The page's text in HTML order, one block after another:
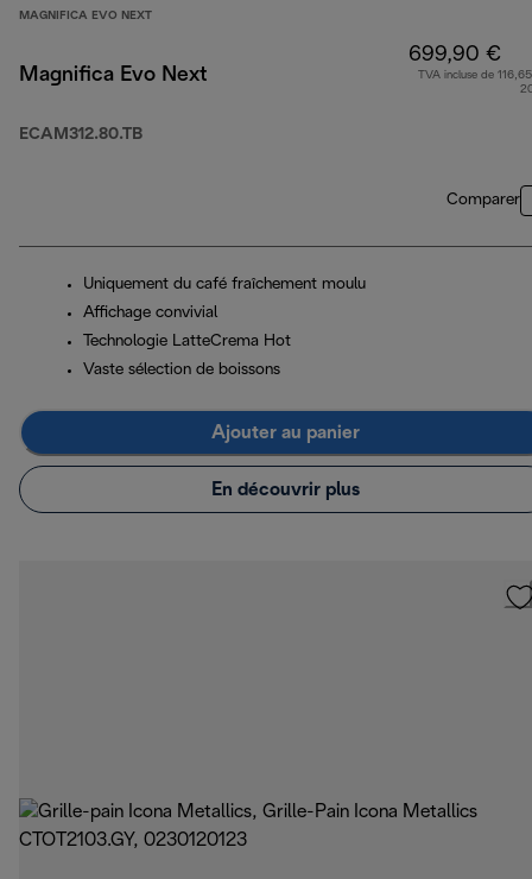
MAGNIFICA EVO NEXT
Magnifica Evo Next
ECAM312.80.TB
699,90 €
TVA incluse de
Comparer
Uniquement du café fraîchement moulu
Affichage convivial
Technologie LatteCrema Hot
Vaste sélection de boissons
Ajouter au panier
En découvrir plus